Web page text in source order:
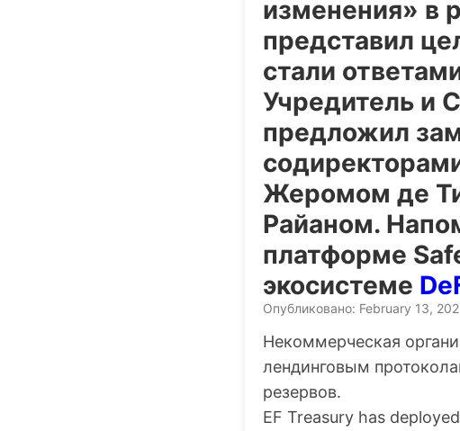
изменения» в
представил
стали
Учредитель и
предложил
Жеромом де
Райаном.
платформе
экосистеме
Опубликовано: February 13,
Некоммерческая
лендинговым
резервов.
EF Treasury has